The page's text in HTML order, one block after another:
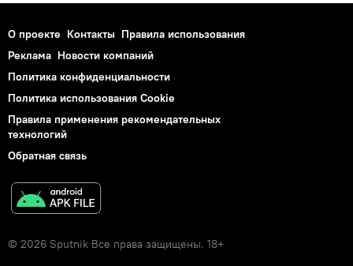
О проекте Контакты Правила использования
Реклама Новости компаний
Политика конфиденциальности
Политика использования Cookie
Правила применения рекомендательных
технологий
Обратная связь
© 2026 Sputnik Все права защищены. 18+